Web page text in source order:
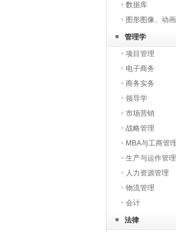
数据库
图形图像、动
与网页开发
管理学
项目管理
电子商务
商务实务
领导学
市场营销
战略管理
MBA与工商管理
生产与运作管理
人力资源管理
物流管理
会计
法律